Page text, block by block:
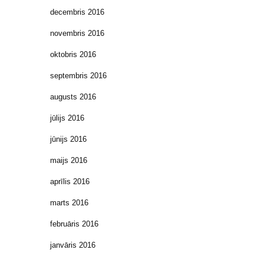
decembris 2016
novembris 2016
oktobris 2016
septembris 2016
augusts 2016
jūlijs 2016
jūnijs 2016
maijs 2016
aprīlis 2016
marts 2016
februāris 2016
janvāris 2016